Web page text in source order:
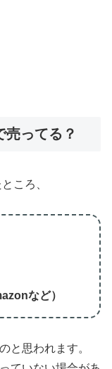
売ってる？
ころ、
など）
と思われます。